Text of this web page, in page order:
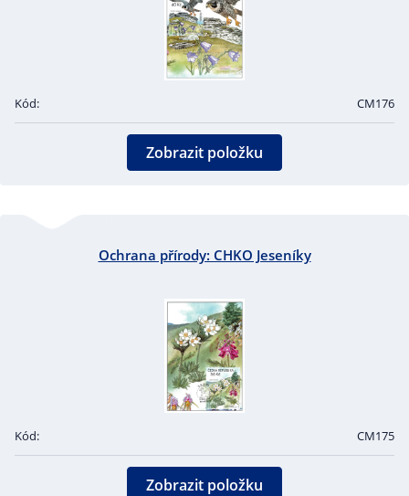
Kód: CM176
Zobrazit položku
Ochrana přírody: CHKO Jeseníky
Kód: CM175
Zobrazit položku